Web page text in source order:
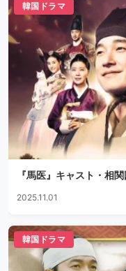
韓国ドラマ
『馬医』キャスト・相
2025.11.01
韓国ドラマ